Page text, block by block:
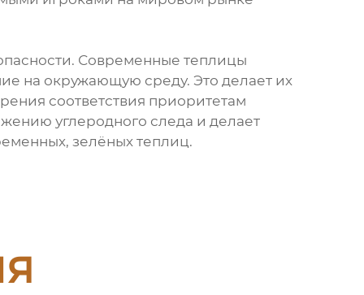
Современные теплицы
на окружающую среду. Это делает их
соответствия приоритетам
углеродного следа и делает
зелёных теплиц.